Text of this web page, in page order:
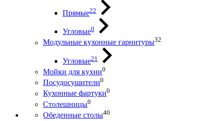
Прямые22
Угловые0
Модульные кухонные гарнитуры32
Угловые21
Мойки для кухни0
Посудосушители0
Кухонные фартуки0
Столешницы0
Обеденные столы40